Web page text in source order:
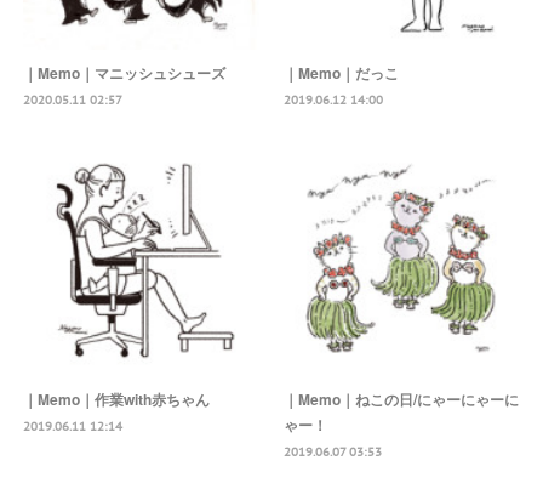
｜Memo｜マニッシュシューズ
2020.05.11 02:57
｜Memo｜だっこ
2019.06.12 14:00
｜Memo｜作業with赤ちゃん
2019.06.11 12:14
｜Memo｜ねこの日/にゃーにゃーに
ゃー！
2019.06.07 03:53